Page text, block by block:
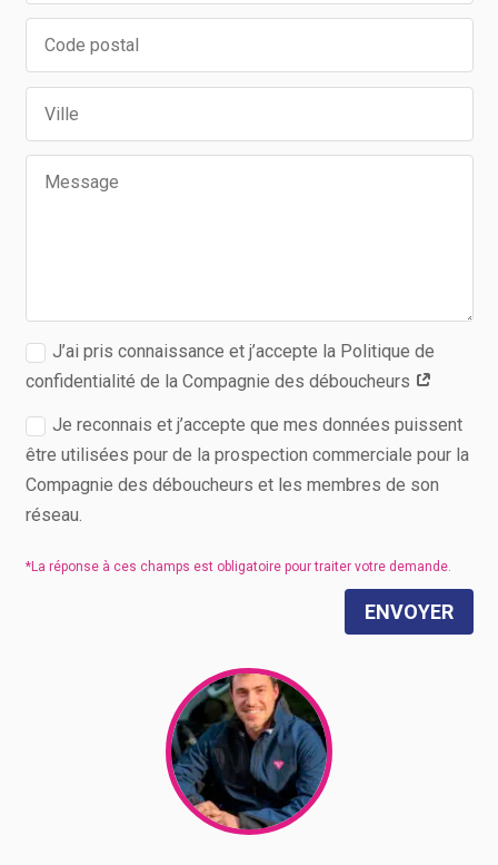
J’ai pris connaissance et j’accepte la Politique de
confidentialité de la Compagnie des déboucheurs
Je reconnais et j’accepte que mes données puissent
être utilisées pour de la prospection commerciale pour la
Compagnie des déboucheurs et les membres de son
réseau.
ENVOYER